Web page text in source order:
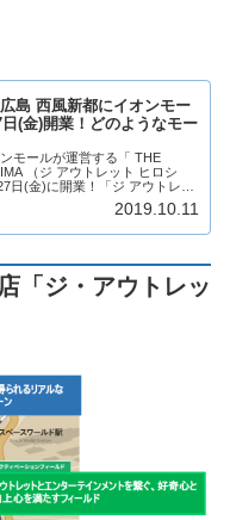
島 西風新都にイオンモー
(金)開業！どのようなモー
モールが運営する「 THE
（ジ アウトレット ヒロシ
日(金)に開業！「ジ アウトレッ
ウトレットモールとレジャー施
2019.10.11
「ジ・アウトレッ